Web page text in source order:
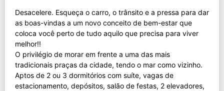
Desacelere. Esqueça o carro, o trânsito e a pressa para dar
as boas-vindas a um novo conceito de bem-estar que
coloca você perto de tudo aquilo que precisa para viver
melhor!!
O privilégio de morar em frente a uma das mais
tradicionais praças da cidade, tendo o mar como vizinho.
Aptos de 2 ou 3 dormitórios com suíte, vagas de
estacionamento, depósitos, salão de festas, 2 elevadores,